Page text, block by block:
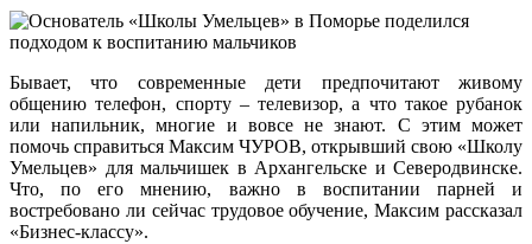
Бывает, что современные дети предпочитают живому
общению телефон, спорту – телевизор, а что такое рубанок
или напильник, многие и вовсе не знают. С этим может
помочь справиться Максим ЧУРОВ, открывший свою «Школу
Умельцев» для мальчишек в Архангельске и Северодвинске.
Что, по его мнению, важно в воспитании парней и
востребовано ли сейчас трудовое обучение, Максим рассказал
«Бизнес-классу».